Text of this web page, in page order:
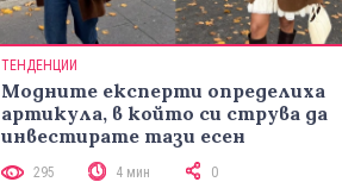
ТЕНДЕНЦИИ
Модните експерти определиха
артикула, в който си струва да
инвестирате тази есен
295 4 мин 0